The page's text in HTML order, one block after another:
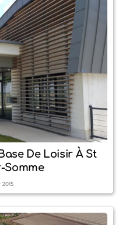
De Loisir À St
Somme
2015